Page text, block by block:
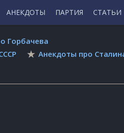
АНЕКДОТЫ ПАРТИЯ СТАТЬИ
Горбачева
Анекдоты про